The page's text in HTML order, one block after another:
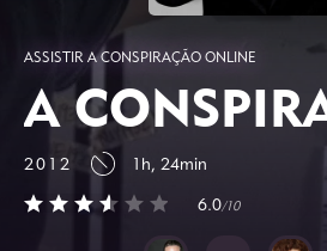
ASSISTIR A CONSPIRAÇÃO ONLINE
A
2012 1h, 24min
6.0/10